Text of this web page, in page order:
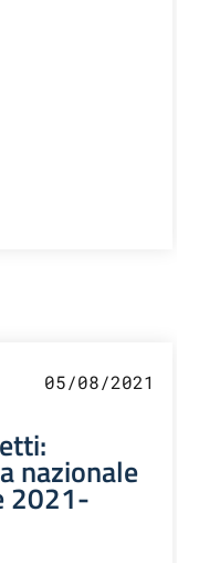
05/08/2021
nazionale
2021-